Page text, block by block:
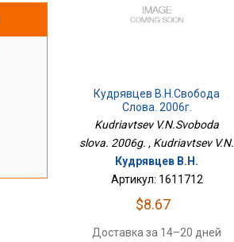
Кудрявцев В.Н.Свобода
Слова. 2006г.
Kudriavtsev V.N.Svoboda
slova. 2006g. , Kudriavtsev V.N.
Кудрявцев В.Н.
Артикул: 1611712
$8.67
Доставка за 14–20 дней